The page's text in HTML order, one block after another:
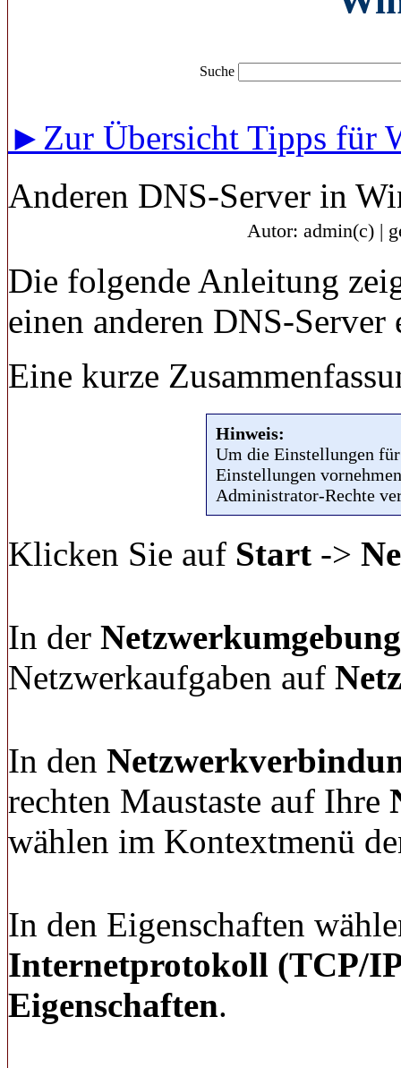
Suche
►Zur Übersicht Tipps für
Anderen DNS-Server in
Autor: admin(c) |
Die folgende Anleitung
einen anderen DNS-
Eine kurze
Hinweis:
Um die Einstellungen
Einstellungen
Administrator-Rechte
Klicken Sie auf Start ->
In der Netzwerkumgebung
Netzwerkaufgaben auf
In den
rechten Maustaste auf Ihre
wählen im Kontextmenü
In den Eigenschaften
Internetprotokoll (TCP/
Eigenschaften.